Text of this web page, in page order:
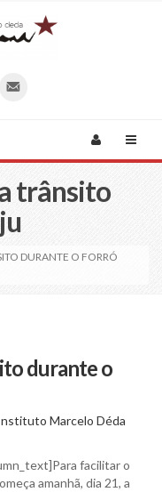
trânsito
DURANTE O FORRÓ
durante o
Marcelo Déda
facilitar o
amanhã, dia 21, a